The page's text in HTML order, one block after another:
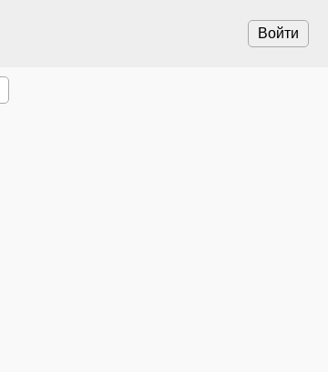
Войти